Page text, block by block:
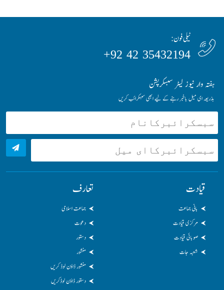
ٹیلی فون:
35432194 42 92+
ہفتہ وار نیوز لیٹر سبسکرپشن
بذریعہ ای میل باخبر رہنے کے لیے ابھی سبسکرائب کریں
قیادت
بانی جماعت
مرکزی قیادت
صوبائی قیادت
شعبہ جات
تعارف
جماعت اسلامی
دعوت
دستور
منشور
منشور ڈاؤن لوڈ کریں
دستور ڈاؤن لوڈکریں